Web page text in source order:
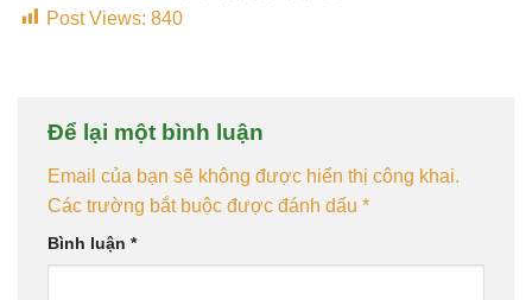
Post Views: 840
Để lại một bình luận
Email của bạn sẽ không được hiển thị công khai.
Các trường bắt buộc được đánh dấu *
Bình luận *